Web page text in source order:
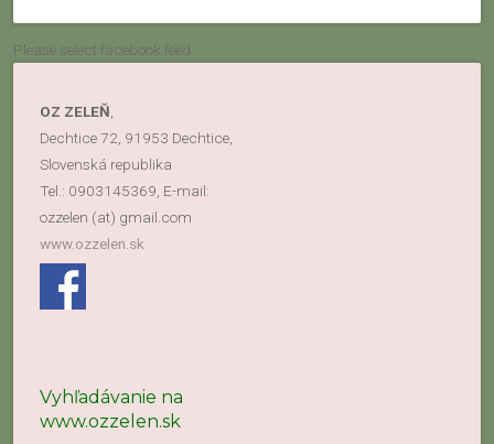
Please select facebook feed.
OZ ZELEŇ
Dechtice 72, 91953 Dechtice,
Slovenská republika
Tel.: 0903145369, E-mail:
ozzelen (at) gmail.com
www.ozzelen.sk
Vyhľadávanie na
www.ozzelen.sk